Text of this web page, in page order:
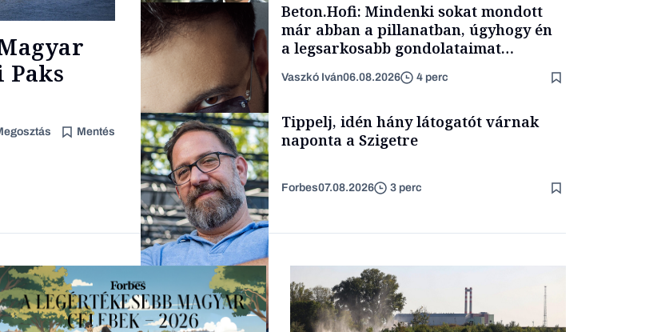
Mentés
TÁMOGATÓI
TARTALOM
Forbes-sztori
Beton.Hofi: Mindenki sokat mondott
már abban a pillanatban, úgyhogy én
a legsarkosabb gondolataimat
Vaszkó Iván06.08.2026 4 perc
Tippelj, idén hány látogatót várnak
naponta a Szigetre
Forbes07.08.2026 3 perc